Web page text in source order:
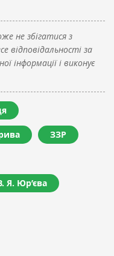
не збігатися з
відповідальності за
інформації і виконує
ЗЗР
Я. Юр’єва